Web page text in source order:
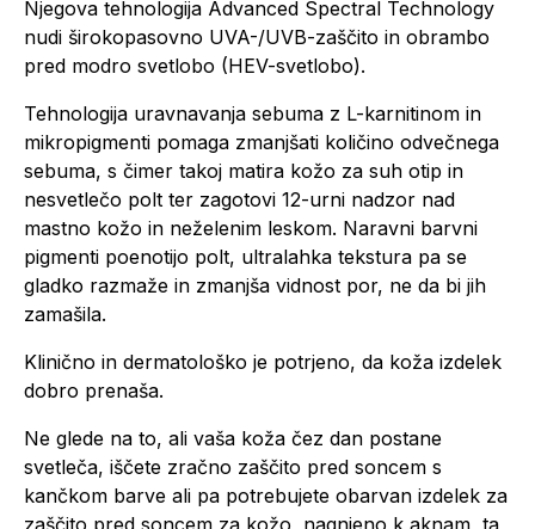
Njegova tehnologija Advanced Spectral Technology
nudi širokopasovno UVA-/UVB-zaščito in obrambo
pred modro svetlobo (HEV-svetlobo).
Tehnologija uravnavanja sebuma z L-karnitinom in
mikropigmenti pomaga zmanjšati količino odvečnega
sebuma, s čimer takoj matira kožo za suh otip in
nesvetlečo polt ter zagotovi 12-urni nadzor nad
mastno kožo in neželenim leskom. Naravni barvni
pigmenti poenotijo polt, ultralahka tekstura pa se
gladko razmaže in zmanjša vidnost por, ne da bi jih
zamašila.
Klinično in dermatološko je potrjeno, da koža izdelek
dobro prenaša.
Ne glede na to, ali vaša koža čez dan postane
svetleča, iščete zračno zaščito pred soncem s
kančkom barve ali pa potrebujete obarvan izdelek za
zaščito pred soncem za kožo, nagnjeno k aknam, ta